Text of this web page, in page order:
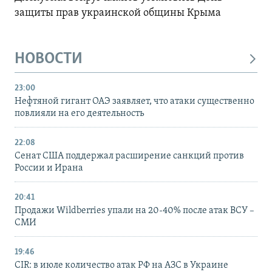
защиты прав украинской общины Крыма
НОВОСТИ
23:00
Нефтяной гигант ОАЭ заявляет, что атаки существенно
повлияли на его деятельность
22:08
Сенат США поддержал расширение санкций против
России и Ирана
20:41
Продажи Wildberries упали на 20-40% после атак ВСУ –
СМИ
19:46
CIR: в июле количество атак РФ на АЗС в Украине